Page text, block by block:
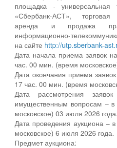
площадка -
«Сбербанк-АСТ»,
аренда и продажа
информационно-
на сайте http://utp.sberbank-
Дата начала приема заявок
час. 00 мин. (время
Дата окончания приема
17 час. 00 мин. (время
Дата рассмотрения
имущественным вопросам –
московское) 03 июля 2026 года.
Дата проведения аукциона –
московское) 6 июля 2026 года.
Предмет аукциона: